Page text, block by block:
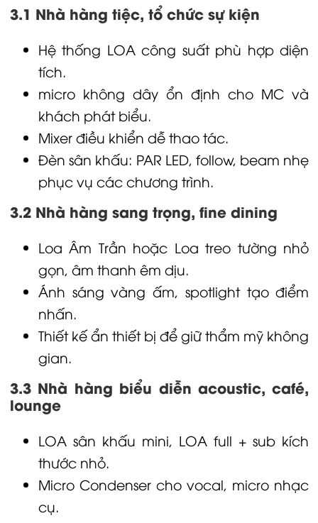
3.1 Nhà hàng tiệc, tổ chức sự kiện
Hệ thống LOAcông suất phù hợp diện
tích.
micro không dây ổn định cho MC và
khách phát biểu.
Mixerđiều khiển dễ thao tác.
Đèn sân khấu: PAR LED, follow, beam nhẹ
phục vụ các chương trình.
3.2 Nhà hàng sang trọng, fine dining
Loa Âm Trần hoặc Loa treo tường nhỏ
gọn, âm thanh êm dịu.
Ánh sáng vàng ấm, spotlight tạo điểm
nhấn.
Thiết kế ẩn thiết bị để giữ thẩm mỹ không
gian.
3.3 Nhà hàng biểu diễn acoustic, café,
lounge
LOAsân khấu mini, LOAfull + sub kích
thước nhỏ.
Micro Condenser cho vocal, micro nhạc
cụ.